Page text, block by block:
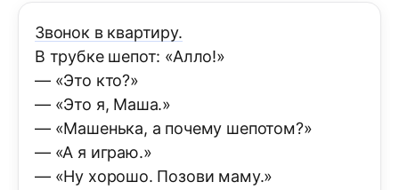
Звонок в квартиру.
В трубке шепот: «Алло!»
— «Это кто?»
— «Это я, Маша.»
— «Машенька, а почему шепотом?»
— «А я играю.»
— «Ну хорошо. Позови маму.»